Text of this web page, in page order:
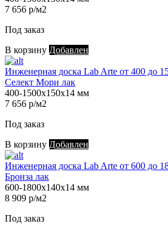
7 656 р/м2
Под заказ
В корзину Добавлен
Инженерная доска Lab Arte от 400 до
Селект Мори лак
400-1500х150х14 мм
7 656 р/м2
Под заказ
В корзину Добавлен
Инженерная доска Lab Arte от 600 до
Бронза лак
600-1800х140х14 мм
8 909 р/м2
Под заказ